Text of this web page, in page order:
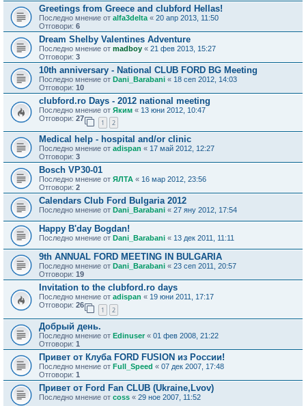
Greetings from Greece and clubford Hellas!
Последно мнение от alfa3delta « 20 апр 2013, 11:50
Отговори: 6
Dream Shelby Valentines Adventure
Последно мнение от madboy « 21 фев 2013, 15:27
Отговори: 3
10th anniversary - National CLUB FORD BG Meeting
Последно мнение от Dani_Barabani « 18 сеп 2012, 14:03
Отговори: 10
clubford.ro Days - 2012 national meeting
Последно мнение от Яким « 13 юни 2012, 10:47
Отговори: 27
1 2
Medical help - hospital and/or clinic
Последно мнение от adispan « 17 май 2012, 12:27
Отговори: 3
Bosch VP30-01
Последно мнение от ЯЛТА « 16 мар 2012, 23:56
Отговори: 2
Calendars Club Ford Bulgaria 2012
Последно мнение от Dani_Barabani « 27 яну 2012, 17:54
Happy B'day Bogdan!
Последно мнение от Dani_Barabani « 13 дек 2011, 11:11
9th ANNUAL FORD MEETING IN BULGARIA
Последно мнение от Dani_Barabani « 23 сеп 2011, 20:57
Отговори: 19
Invitation to the clubford.ro days
Последно мнение от adispan « 19 юни 2011, 17:17
Отговори: 26
1 2
Добрый день.
Последно мнение от Edinuser « 01 фев 2008, 21:22
Отговори: 1
Привет от Клуба FORD FUSION из России!
Последно мнение от Full_Speed « 07 дек 2007, 17:48
Отговори: 1
Привет от Ford Fan CLUB (Ukraine,Lvov)
Последно мнение от coss « 29 ное 2007, 11:52